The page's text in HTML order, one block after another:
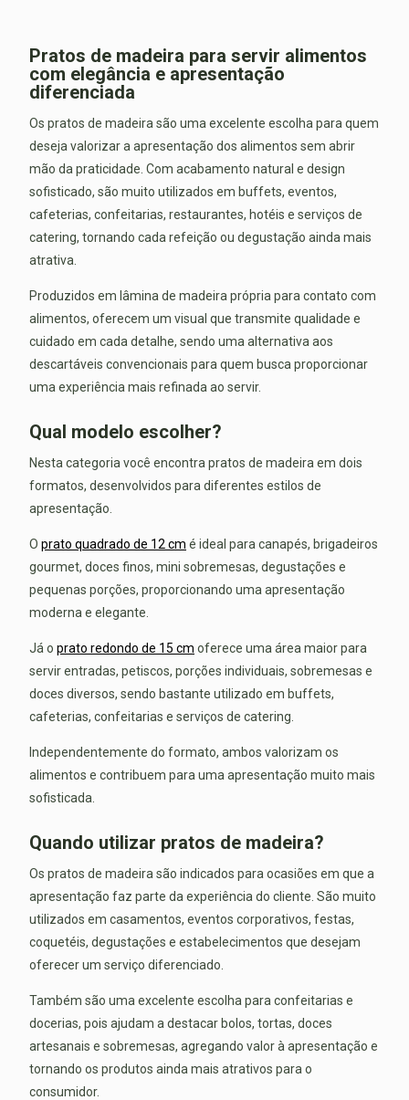
Pratos de madeira para servir alimentos
com elegância e apresentação
diferenciada
Os pratos de madeira são uma excelente escolha para quem
deseja valorizar a apresentação dos alimentos sem abrir
mão da praticidade. Com acabamento natural e design
sofisticado, são muito utilizados em buffets, eventos,
cafeterias, confeitarias, restaurantes, hotéis e serviços de
catering, tornando cada refeição ou degustação ainda mais
atrativa.
Produzidos em lâmina de madeira própria para contato com
alimentos, oferecem um visual que transmite qualidade e
cuidado em cada detalhe, sendo uma alternativa aos
descartáveis convencionais para quem busca proporcionar
uma experiência mais refinada ao servir.
Qual modelo escolher?
Nesta categoria você encontra pratos de madeira em dois
formatos, desenvolvidos para diferentes estilos de
apresentação.
O prato quadrado de 12 cm é ideal para canapés, brigadeiros
gourmet, doces finos, mini sobremesas, degustações e
pequenas porções, proporcionando uma apresentação
moderna e elegante.
Já o prato redondo de 15 cm oferece uma área maior para
servir entradas, petiscos, porções individuais, sobremesas e
doces diversos, sendo bastante utilizado em buffets,
cafeterias, confeitarias e serviços de catering.
Independentemente do formato, ambos valorizam os
alimentos e contribuem para uma apresentação muito mais
sofisticada.
Quando utilizar pratos de madeira?
Os pratos de madeira são indicados para ocasiões em que a
apresentação faz parte da experiência do cliente. São muito
utilizados em casamentos, eventos corporativos, festas,
coquetéis, degustações e estabelecimentos que desejam
oferecer um serviço diferenciado.
Também são uma excelente escolha para confeitarias e
docerias, pois ajudam a destacar bolos, tortas, doces
artesanais e sobremesas, agregando valor à apresentação e
tornando os produtos ainda mais atrativos para o
consumidor.